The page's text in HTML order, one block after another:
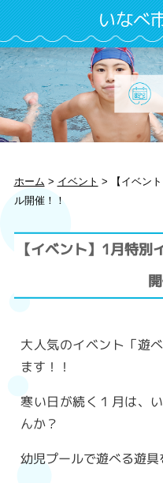
いなべ
ホーム > イベント >
【イベン
ル開催！！
【イベント】1月特
大人気のイベント「遊
ます！！
寒い日が続く１月は、
んか？
幼児プールで遊べる遊具